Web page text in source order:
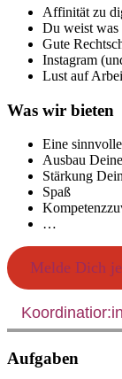
Affinität zu
Du weist
Gute
Instagram
Lust auf
Was wir bieten
Eine
Ausbau
Stärkung
Spaß
…
Melde Dich
Aufgaben